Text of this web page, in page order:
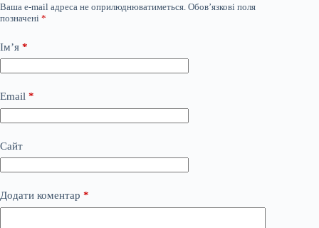
Ваша e-mail адреса не оприлюднюватиметься. Обов’язкові поля
позначені *
Ім’я *
Email *
Сайт
Додати коментар *